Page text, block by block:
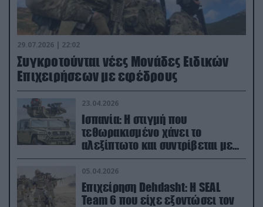
29.07.2026 | 22:02
Συγκροτούνται νέες Μονάδες Ειδικών
Επιχειρήσεων με εφέδρους
23.04.2026
Ισπανία: Η στιγμή που
τεθωρακισμένο χάνει το
αλεξίπτωτο και συντρίβεται με
ορμή στο έδαφος (βίντεο)
05.04.2026
Επιχείρηση Dehdasht: Η SEAL
Team 6 που είχε εξοντώσει τον